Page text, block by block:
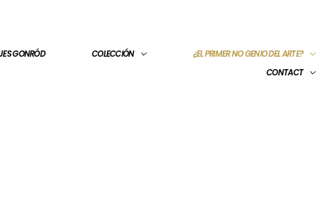
GONRÓD COLECCIÓN
¿EL PRIMER NO GENIO DEL ARTE?
CONTACT